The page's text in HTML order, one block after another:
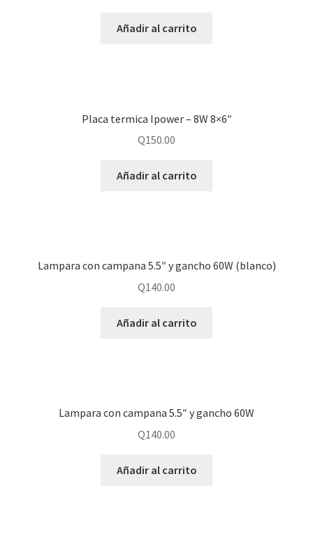
Añadir al carrito
Placa termica Ipower – 8W 8×6″
Q150.00
Añadir al carrito
Lampara con campana 5.5″ y gancho 60W (blanco)
Q140.00
Añadir al carrito
Lampara con campana 5.5″ y gancho 60W
Q140.00
Añadir al carrito